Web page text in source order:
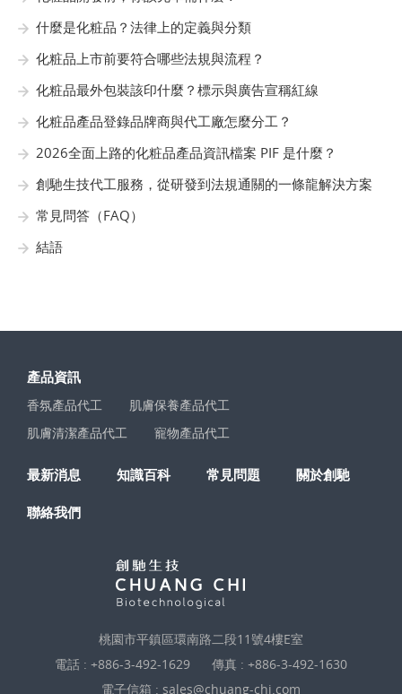
什麼是化粧品？法律上的定義與分類
化粧品上市前要符合哪些法規與流程？
化粧品最外包裝該印什麼？標示與廣告宣稱紅線
化粧品產品登錄品牌商與代工廠怎麼分工？
2026全面上路的化粧品產品資訊檔案 PIF 是什麼？
創馳生技代工服務，從研發到法規通關的一條龍解決方案
常見問答（FAQ）
結語
產品資訊
香氛產品代工
肌膚保養產品代工
肌膚清潔產品代工
寵物產品代工
最新消息 知識百科 常見問題 關於創馳
聯絡我們
桃園市平鎮區環南路二段11號4樓E室
電話 : +886-3-492-1629
傳真 : +886-3-492-1630
電子信箱 : sales@chuang-chi.com